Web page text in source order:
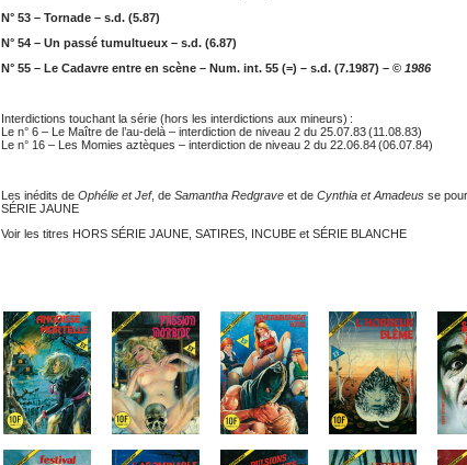
N° 53 – Tornade – s.d. (5.87)
N° 54 – Un passé tumultueux – s.d. (6.87)
N° 55 – Le Cadavre entre en scène – Num. int. 55 (=) – s.d. (7.1987) – ©1986
Interdictions touchant la série (hors les interdictions aux mineurs) :
Le n° 6 – Le Maître de l’au-delà – interdiction de niveau 2 du 25.07.83 (11.08.83)
Le n° 16 – Les Momies aztèques – interdiction de niveau 2 du 22.06.84 (06.07.84)
Les inédits de Ophélie et Jef, de Samantha Redgraveet de Cynthia et Amadeusse
SÉRIE JAUNE
Voir les titres HORS SÉRIE JAUNE, SATIRES, INCUBE et SÉRIE BLANCHE